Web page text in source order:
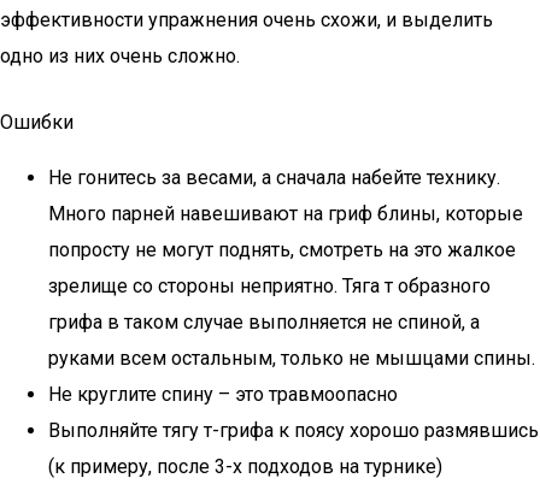
эффективности упражнения очень схожи, и выделить
одно из них очень сложно.
Ошибки
Не гонитесь за весами, а сначала набейте технику.
Много парней навешивают на гриф блины, которые
попросту не могут поднять, смотреть на это жалкое
зрелище со стороны неприятно. Тяга т образного
грифа в таком случае выполняется не спиной, а
руками всем остальным, только не мышцами спины.
Не круглите спину – это травмоопасно
Выполняйте тягу т-грифа к поясу хорошо размявшись
(к примеру, после 3-х подходов на турнике)